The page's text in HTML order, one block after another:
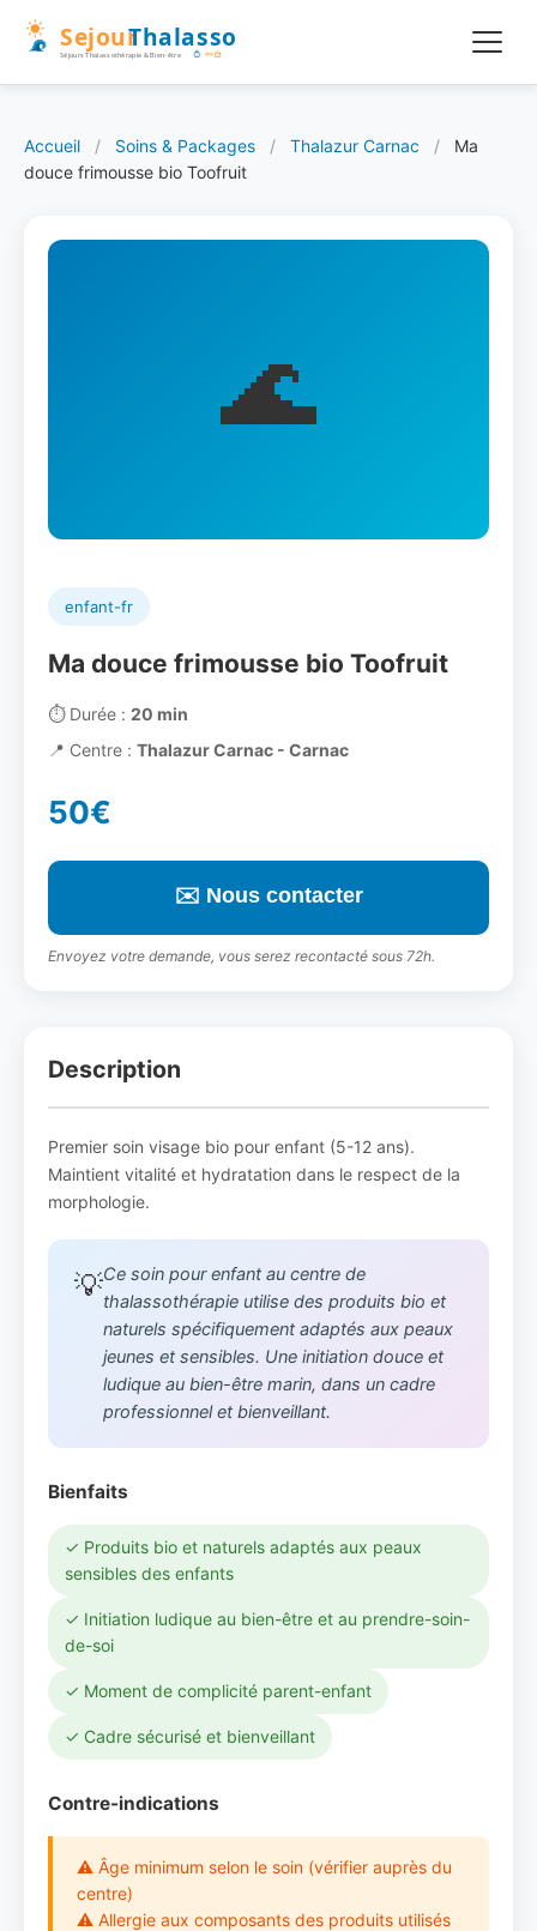
Accueil / Soins & Packages / Thalazur Carnac /
Ma
douce frimousse bio Toofruit
🌊
enfant-fr
Ma douce frimousse bio Toofruit
⏱️Durée : 20 min
📍 Centre : Thalazur Carnac - Carnac
50€
✉️ Nous contacter
Envoyez votre demande, vous serez recontacté sous 72h.
Description
Premier soin visage bio pour enfant (5-12 ans).
Maintient vitalité et hydratation dans le respect de la
morphologie.
💡Ce soin pour enfant au centre de
thalassothérapie utilise des produits bio et
naturels spécifiquement adaptés aux peaux
jeunes et sensibles. Une initiation douce et
ludique au bien-être marin, dans un cadre
professionnel et bienveillant.
Bienfaits
✓ Produits bio et naturels adaptés aux peaux
sensibles des enfants
✓ Initiation ludique au bien-être et au prendre-soin-
de-soi
✓ Moment de complicité parent-enfant
✓ Cadre sécurisé et bienveillant
Contre-indications
⚠ Âge minimum selon le soin (vérifier auprès du
centre)
⚠ Allergie aux composants des produits utilisés